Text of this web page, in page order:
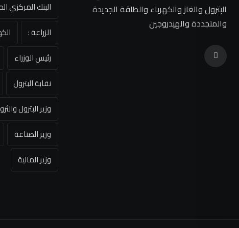
البترول والغاز والكهرباء والطاقة الجديدة
والمتجددة والهيدروجين
البنك المركزي
الزراعة :
رئيس الوزراء
نقابة البترول
وزير البترول
وزير الصناعة
وزير المالية